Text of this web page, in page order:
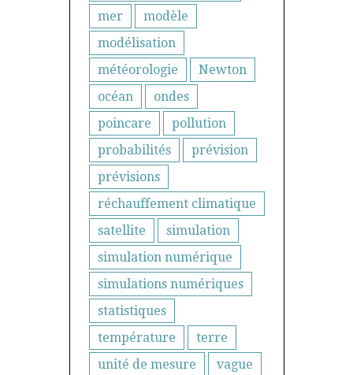
mer
modèle
modélisation
météorologie
Newton
océan
ondes
poincare
pollution
probabilités
prévision
prévisions
réchauffement climatique
satellite
simulation
simulation numérique
simulations numériques
statistiques
température
terre
unité de mesure
vague